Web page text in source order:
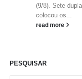
(9/8). Sete
colocou os...
read more
PESQUISAR